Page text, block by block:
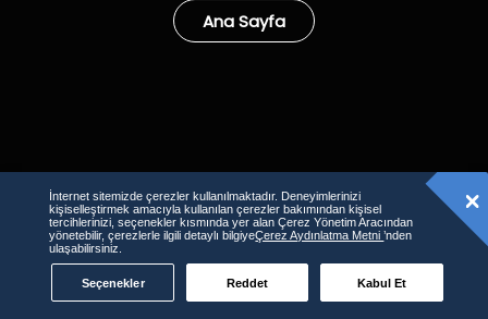
Ana Sayfa
İnternet sitemizde çerezler kullanılmaktadır. Deneyimlerinizi
kişiselleştirmek amacıyla kullanılan çerezler bakımından kişisel
tercihlerinizi, seçenekler kısmında yer alan Çerez Yönetim Aracından
yönetebilir, çerezlerle ilgili detaylı bilgiyeÇerez Aydınlatma Metni’nden
ulaşabilirsiniz.
Seçenekler Reddet Kabul Et